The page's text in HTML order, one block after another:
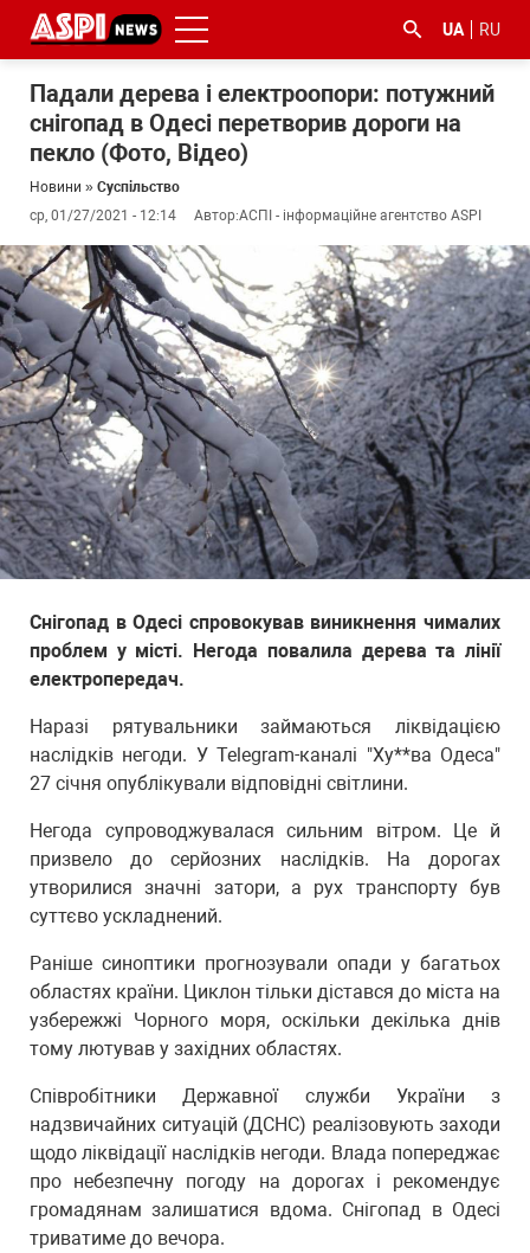
UA RU
Падали дерева і електроопори: потужний
снігопад в Одесі перетворив дороги на
пекло (Фото, Відео)
Новини » Суспільство
ср, 01/27/2021 - 12:14
Автор:АСПІ - інформаційне агентство ASPI
Снігопад в Одесі спровокував виникнення чималих
проблем у місті. Негода повалила дерева та лінії
електропередач.
Наразі рятувальники займаються ліквідацією
наслідків негоди. У Telegram-каналі "Ху**ва Одеса"
27 січня опублікували відповідні світлини.
Негода супроводжувалася сильним вітром. Це й
призвело до серйозних наслідків. На дорогах
утворилися значні затори, а рух транспорту був
суттєво ускладнений.
Раніше синоптики прогнозували опади у багатьох
областях країни. Циклон тільки дістався до міста на
узбережжі Чорного моря, оскільки декілька днів
тому лютував у західних областях.
Співробітники Державної служби України з
надзвичайних ситуацій (ДСНС) реалізовують заходи
щодо ліквідації наслідків негоди. Влада попереджає
про небезпечну погоду на дорогах і рекомендує
громадянам залишатися вдома. Снігопад в Одесі
триватиме до вечора.
#ООС
#боротьба
з
корупцією
#ДФС #Київ #коронавірус